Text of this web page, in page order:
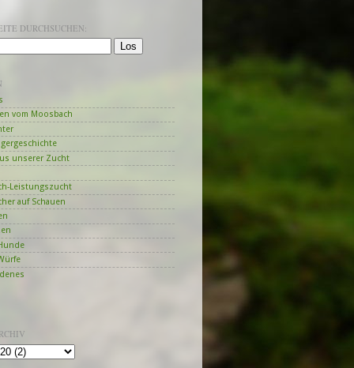
DURCHSUCHEN:
vom Moosbach
unserer Zucht
Leistungszucht
auf Schauen